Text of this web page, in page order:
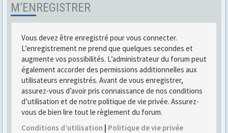
M’ENREGISTRER
Vous devez être enregistré pour vous connecter.
L’enregistrement ne prend que quelques secondes et
augmente vos possibilités. L’administrateur du forum peut
également accorder des permissions additionnelles aux
utilisateurs enregistrés. Avant de vous enregistrer,
assurez-vous d’avoir pris connaissance de nos conditions
d’utilisation et de notre politique de vie privée. Assurez-
vous de bien lire tout le règlement du forum.
Conditions d’utilisation | Politique de vie privée